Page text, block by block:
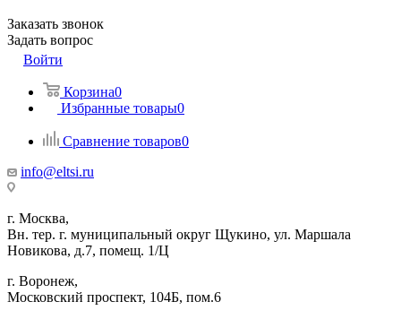
Заказать звонок
Задать вопрос
Войти
Корзина0
Избранные товары0
Сравнение товаров0
info@eltsi.ru
г. Москва,
Вн. тер. г. муниципальный округ Щукино, ул. Маршала
Новикова, д.7, помещ. 1/Ц
г. Воронеж,
​Московский проспект, 104Б, пом.6